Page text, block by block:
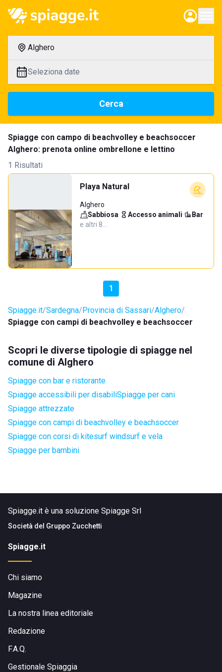
Alghero
Seleziona date
Cerca
Spiagge con campo di beachvolley e beachsoccer
Alghero: prenota online ombrellone e lettino
1 Risultati
Playa Natural
Alghero
Sabbiosa· Accesso animali· Bar·
e altri 8…
1
Spiagge.it Sardegna Provincia di Sassari Alghero
Spiagge con campi di beachvolley e beachsoccer
Scopri le diverse tipologie di spiagge nel
comune di Alghero
Spiagge con bar e ristorante
Spiagge accessibili per disabiliSpiagge per cani
Spiagge attrezzate
Spiagge con campi di beachvolley e beachsoccer
Spiagge con corsi di kitesurf windsurf e vela
Spiagge per bambini
Spiagge.it è una soluzione Spiagge Srl
Società del Gruppo Zucchetti
Spiagge.it
Chi siamo
Magazine
La nostra linea editoriale
Redazione
F.A.Q.
Gestionale Spiaggia